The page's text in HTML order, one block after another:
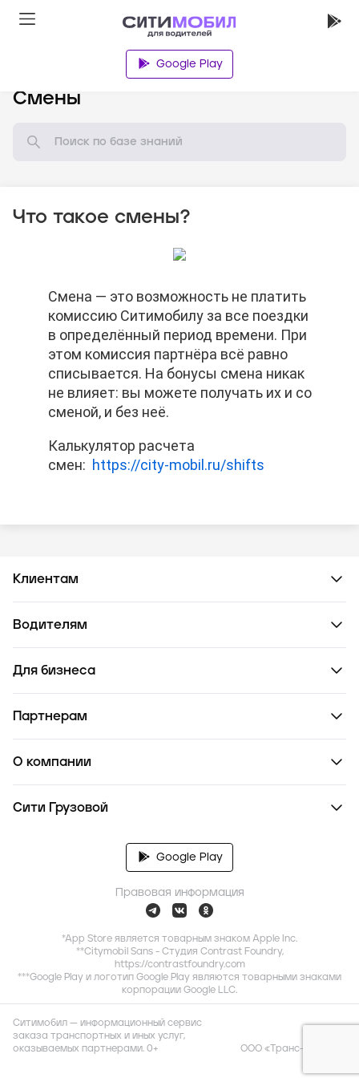
Google Play
Смены
Что такое смены?
Смена — это возможность не платить
комиссию Ситимобилу за все поездки
в определённый период времени. При
этом комиссия партнёра всё равно
списывается. На бонусы смена никак
не влияет: вы можете получать их и со
сменой, и без неё.
Калькулятор расчета
смен: https://city-mobil.ru/shifts
Смена — это возможность не платить
комиссию Ситимобилу за все поездки
в определённый период времени. При
этом комиссия партнёра всё равно
списывается. На бонусы смена никак
не влияет: вы можете получать их и со
сменой, и без неё.
Калькулятор расчета
смен: https://city-mobil.ru/shifts
Смена — это возможность не платить
комиссию Ситимобилу за все поездки
в определённый период времени. При
этом комиссия партнёра всё равно
списывается. На бонусы смена никак
не влияет: вы можете получать их и со
сменой, и без неё.
Калькулятор расчета
смен: https://city-mobil.ru/shifts
Клиентам
Водителям
Для бизнеса
Партнерам
О компании
Сити Грузовой
Google Play
Правовая информация
*App Store является товарным знаком Apple Inc.
**Citymobil Sans - Студия Contrast Foundry,
https://contrastfoundry.com
***Google Play и логотип Google Play являются товарными знаками
корпорации Google LLC.
Ситимобил — информационный сервис
заказа транспортных и иных услуг,
оказываемых партнерами. 0+
ООО «Транс-Миссия»